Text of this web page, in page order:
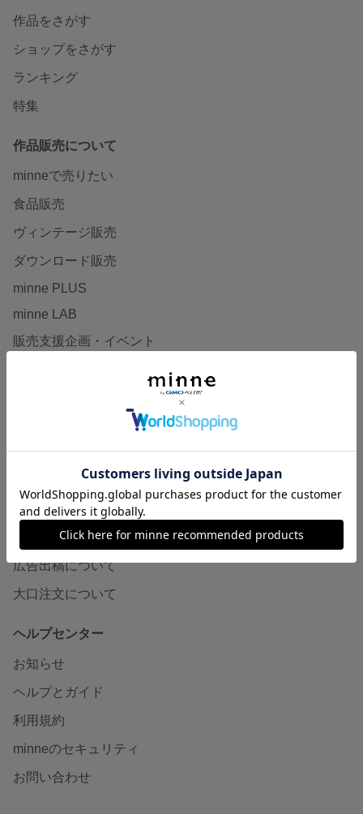
作品をさがす
ショップをさがす
ランキング
特集
作品販売について
minneで売りたい
食品販売
ヴィンテージ販売
ダウンロード販売
minne PLUS
minne LAB
販売支援企画・イベント
minneとものづくりと
minneの本
企業の方へ
広告出稿について
大口注文について
ヘルプセンター
お知らせ
ヘルプとガイド
利用規約
minneのセキュリティ
お問い合わせ